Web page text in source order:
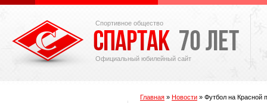
Спортивное общество
Официальный юбилейный сайт
Главная » Новости » Футбол на Красной